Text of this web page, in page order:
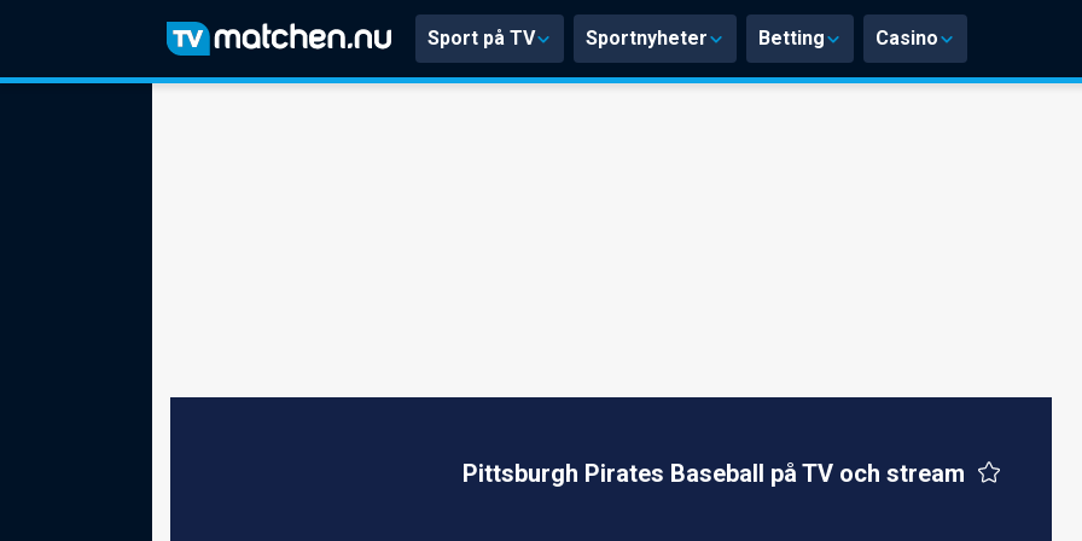
Sport på TV Sportnyheter Betting Casino
Pittsburgh Pirates Baseball på TV och stream